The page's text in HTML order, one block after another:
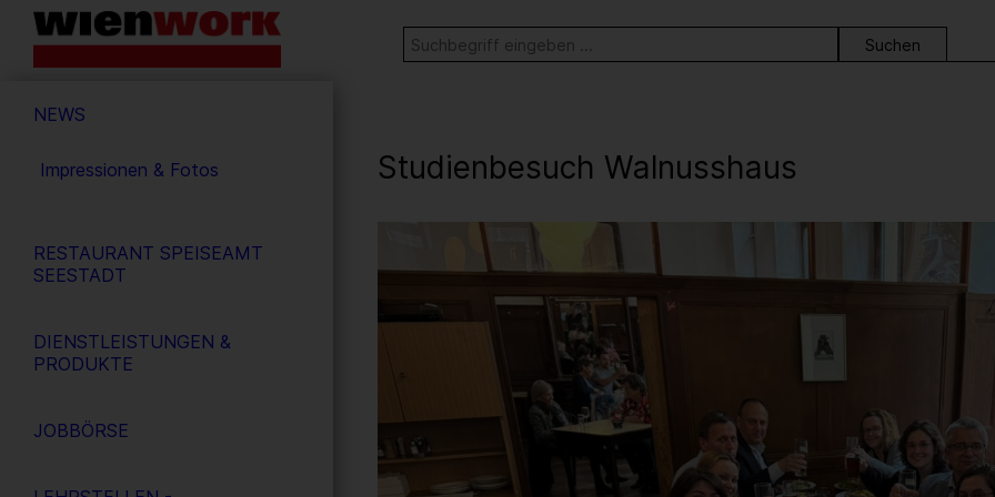
Barrierefreie
Bedienung
Webseite
Stichwortsuche
SUCHE
NEWS
Impressionen & Fotos
RESTAURANT SPEISEAMT
SEESTADT
DIENSTLEISTUNGEN &
PRODUKTE
JOBBÖRSE
Studienbesuch Walnusshaus